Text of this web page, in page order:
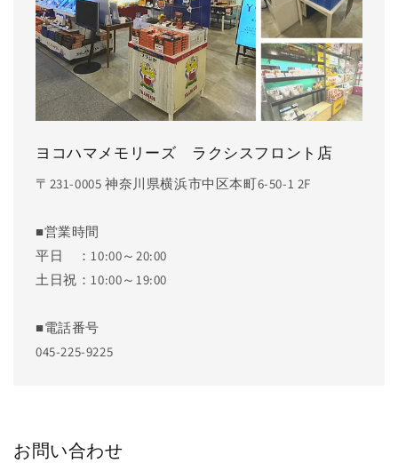
ヨコハマメモリーズ ラクシスフロント店
〒231-0005 神奈川県横浜市中区本町6-50-1 2F
■営業時間
平日 ：10:00～20:00
土日祝：10:00～19:00
■電話番号
045-225-9225
お問い合わせ